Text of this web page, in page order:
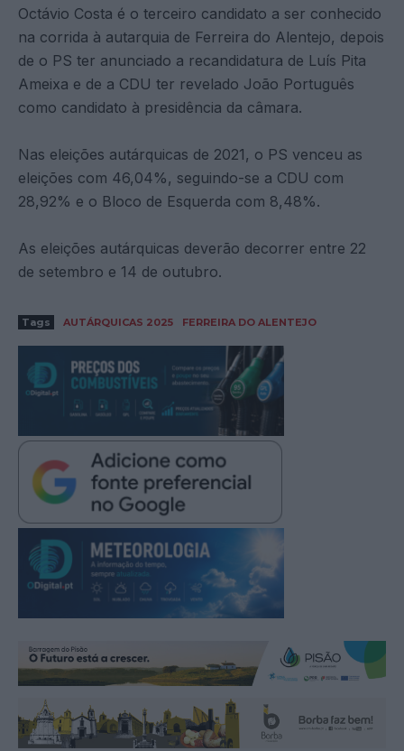
Octávio Costa é o terceiro candidato a ser conhecido
na corrida à autarquia de Ferreira do Alentejo, depois
de o PS ter anunciado a recandidatura de Luís Pita
Ameixa e de a CDU ter revelado João Português
como candidato à presidência da câmara.
Nas eleições autárquicas de 2021, o PS venceu as
eleições com 46,04%, seguindo-se a CDU com
28,92% e o Bloco de Esquerda com 8,48%.
As eleições autárquicas deverão decorrer entre 22
de setembro e 14 de outubro.
Tags AUTÁRQUICAS 2025 FERREIRA DO ALENTEJO